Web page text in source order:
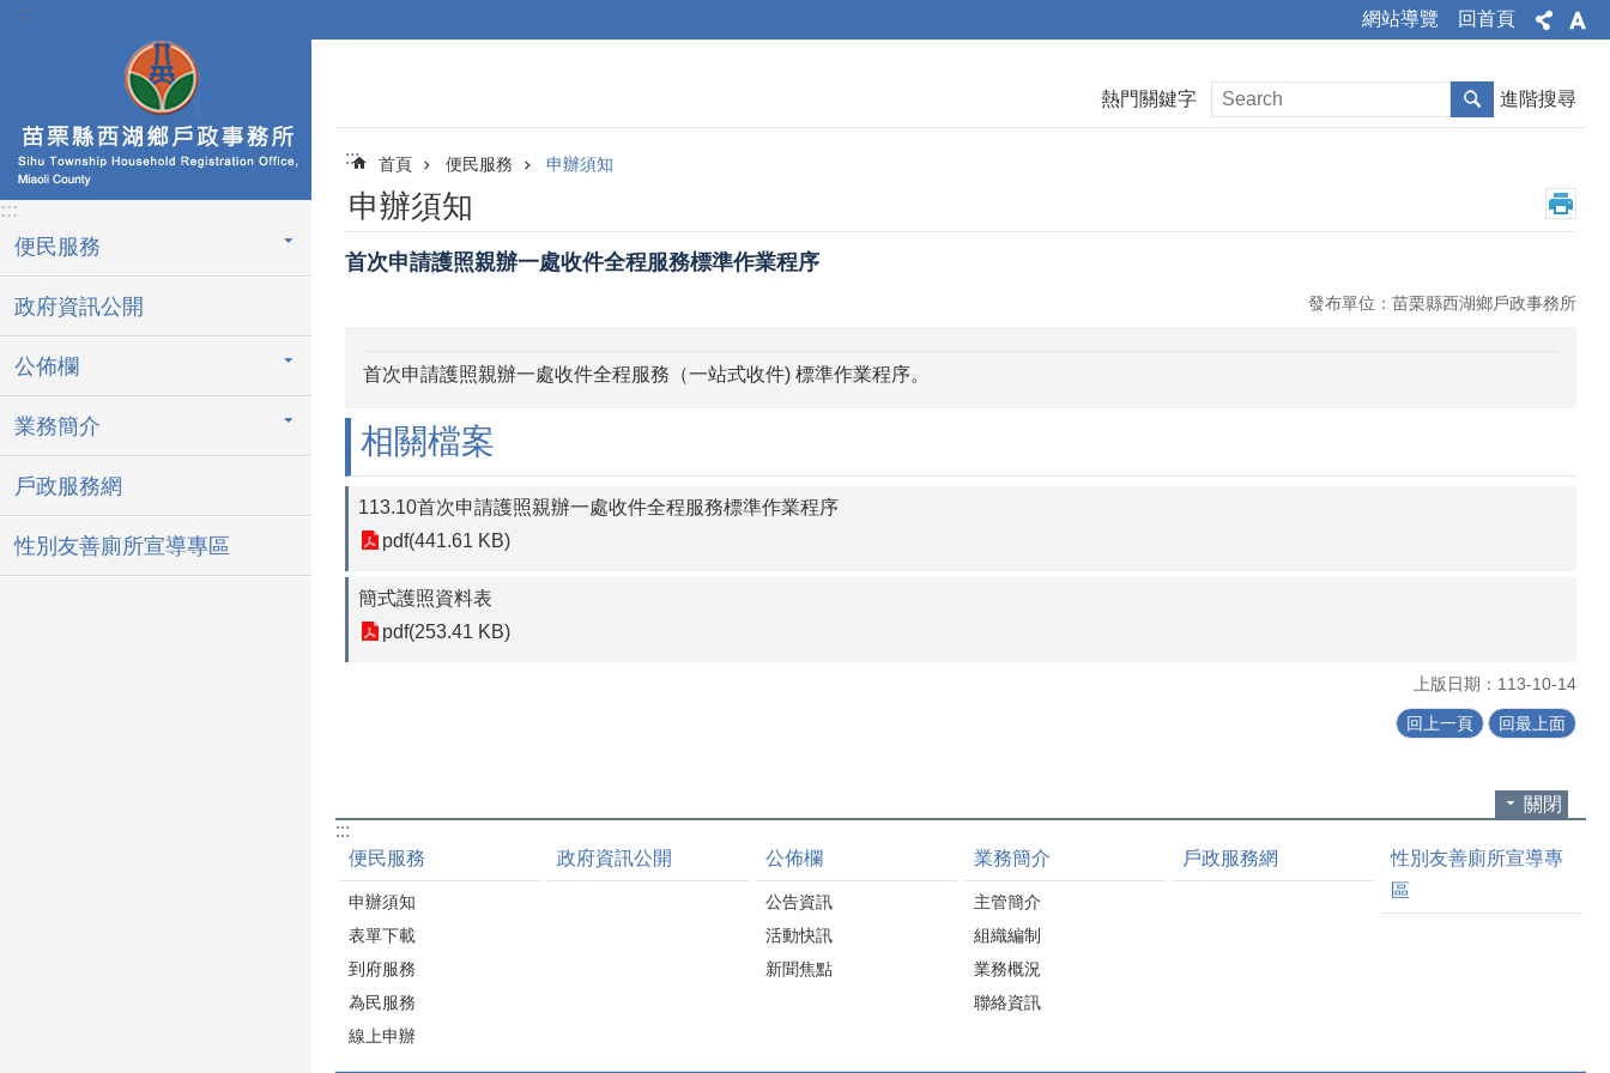
跳到主要內容區塊
::: 網站導覽 回首頁
:::
便民服務
政府資訊公開
公佈欄
業務簡介
戶政服務網
性別友善廁所宣導專區
熱門關鍵字 進階搜尋
::: 首頁 便民服務 申辦須知
申辦須知
首次申請護照親辦一處收件全程服務標準作業程序
發布單位：苗栗縣西湖鄉戶政事務所
首次申請護照親辦一處收件全程服務（一站式收件) 標準作業程序。
相關檔案
113.10首次申請護照親辦一處收件全程服務標準作業程序
pdf(441.61 KB)
簡式護照資料表
pdf(253.41 KB)
上版日期：113-10-14
回上一頁 回最上面
關閉
:::
便民服務
申辦須知
表單下載
到府服務
為民服務
線上申辦
政府資訊公開 公佈欄
公告資訊
活動快訊
新聞焦點
業務簡介
主管簡介
組織編制
業務概況
聯絡資訊
戶政服務網
性別友善廁所宣導專
區